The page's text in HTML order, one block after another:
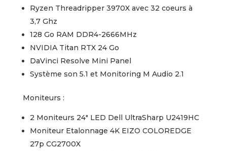
Ryzen Threadripper 3970X avec 32 coeurs à
3,7 Ghz
128 Go RAM DDR4-2666MHz
NVIDIA Titan RTX 24 Go
DaVinci Resolve Mini Panel
Système son 5.1 et Monitoring M Audio 2.1
Moniteurs :
2 Moniteurs 24″ LED Dell UltraSharp U2419HC
Moniteur Etalonnage 4K EIZO COLOREDGE
27p CG2700X